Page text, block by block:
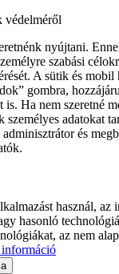
védelméről
nyújtani.
szabási
A sütik és
gombra,
Ha nem szeretné
adatokat
és
használ,
hasonló
az nem